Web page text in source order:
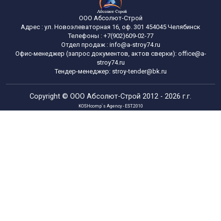
ООО Абсолют-Строй
Адрес : ул. Новоэлеваторная 16, оф. 301 454045 Челябинск
Телефоны :+7(902)609-02-77
Отдел продаж : info@a-stroy74.ru
Офис-менеджер (запрос документов, актов сверки): office@a-
stroy74.ru
Тендер-менеджер: stroy-tender@bk.ru
Copyright © ООО Абсолют-Строй 2012 - 2026 г.г.
KOSHcomp`s Agency - EST.2010